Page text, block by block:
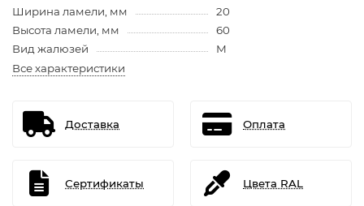
Ширина ламели, мм
20
Высота ламели, мм
60
Вид жалюзей
М
Все характеристики
Доставка Оплата
Сертификаты Цвета RAL